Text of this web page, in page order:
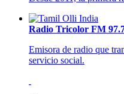
Radio Tricolor FM
Emisora de radio que
servicio social.